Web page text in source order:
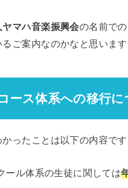
マハ音楽振興会の名前で
ご案内なのかなと思います
ース体系への移行に
ったことは以下の内容です
ール体系の生徒に関しては